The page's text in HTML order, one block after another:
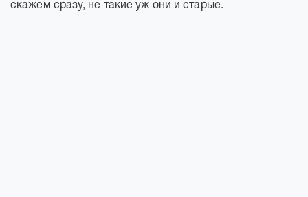
скажем сразу, не такие уж они и старые.